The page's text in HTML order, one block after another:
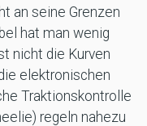
an seine Grenzen
hat man wenig
nicht die Kurven
elektronischen
Traktionskontrolle
regeln nahezu